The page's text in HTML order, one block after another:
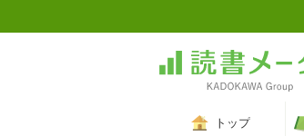
トップ